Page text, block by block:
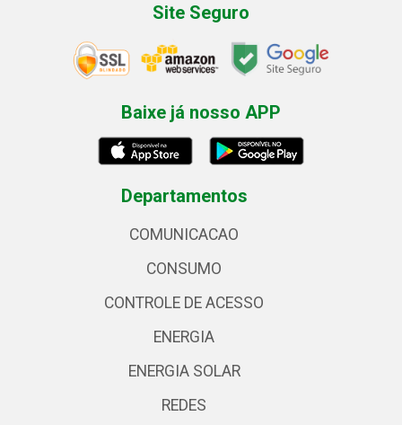
Site Seguro
Baixe já nosso APP
Departamentos
COMUNICACAO
CONSUMO
CONTROLE DE ACESSO
ENERGIA
ENERGIA SOLAR
REDES